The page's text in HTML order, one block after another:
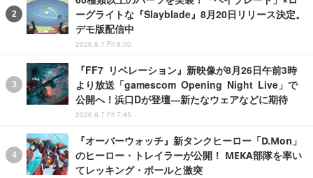
ーグライトな『Slayblade』8月20日リリース決定。
デモ版配信中
2026.8.7 Fri 8:00
『FF7 リベレーション』新映像が8月26日午前3時
より放送「gamescom Opening Night Live」で
公開へ！浜口Dが登壇―新たなウェアなどに期待
2026.8.7 Fri 7:45
『オーバーウォッチ』新タンクヒーロー「D.Mon」
のヒーロー・トレイラーが公開！ MEKA部隊を率い
てレッキング・ボールと激突